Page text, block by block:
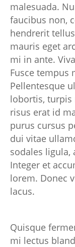
malesuada.
faucibus non,
hendrerit
mauris eget
mi in ante.
Fusce tempus
Pellentesque
lobortis, turpis
risus erat id
purus cursus
dui vitae
sodales ligula,
Integer et
lorem. Donec
lacus.
Quisque
mi lectus